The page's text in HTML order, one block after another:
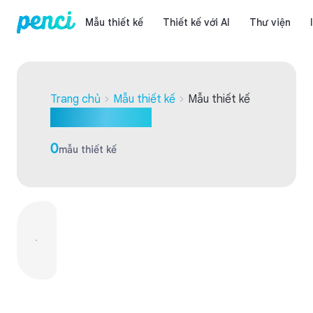
Mẫu thiết kế Thiết kế với AI Thư viện
Trang chủ Mẫu thiết kế Mẫu thiết kế
0mẫu thiết kế